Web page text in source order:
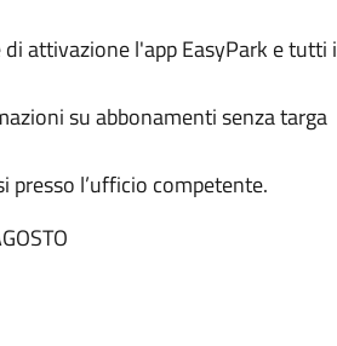
attivazione l'app EasyPark e tutti i
su abbonamenti senza targa
presso l’ufficio competente.